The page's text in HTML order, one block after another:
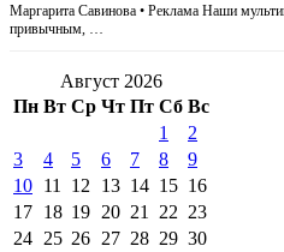
Маргарита Савинова • Реклама Наши
привычным, …
Август 2026
Пн Вт Ср Чт Пт Сб Вс
1
2
3
4 5 6 7 8
9
10 11 12 13 14 15 16
17 18 19 20 21 22 23
24 25 26 27 28 29 30